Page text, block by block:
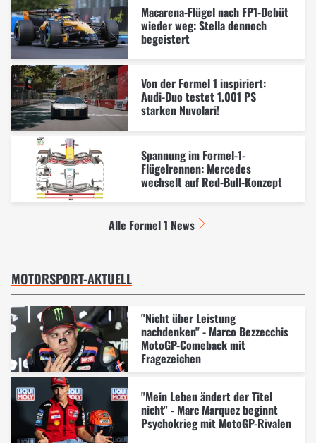
Macarena-Flügel nach FP1-Debüt
wieder weg: Stella dennoch
begeistert
Von der Formel 1 inspiriert:
Audi-Duo testet 1.001 PS
starken Nuvolari!
Spannung im Formel-1-
Flügelrennen: Mercedes
wechselt auf Red-Bull-Konzept
Alle Formel 1 News
MOTORSPORT-AKTUELL
"Nicht über Leistung
nachdenken" - Marco Bezzecchis
MotoGP-Comeback mit
Fragezeichen
"Mein Leben ändert der Titel
nicht" - Marc Marquez beginnt
Psychokrieg mit MotoGP-Rivalen